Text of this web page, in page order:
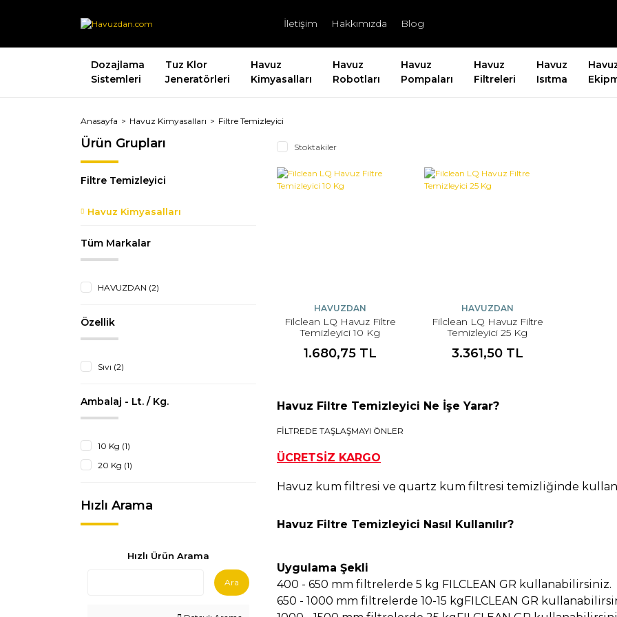
İletişim Hakkımızda Blog
Dozajlama
Sistemleri
Tuz Klor
Jeneratörleri
Havuz
Kimyasalları
Havuz
Robotları
Havuz
Pompaları
Havuz
Filtreleri
Havuz
Isıtma
Anasayfa Havuz Kimyasalları Filtre Temizleyici
Ürün Grupları
Filtre Temizleyici
Havuz Kimyasalları
Tüm Markalar
HAVUZDAN (2)
Özellik
Sıvı (2)
Ambalaj - Lt. / Kg.
10 Kg (1)
20 Kg (1)
Hızlı Arama
Hızlı Ürün Arama
Ara
Stoktakiler
HAVUZDAN
Filclean LQ Havuz Filtre
Temizleyici 10 Kg
1.680,75 TL
HAVUZDAN
Filclean LQ Havuz Filtre
Temizleyici 25 Kg
3.361,50 TL
Havuz Filtre Temizleyici Ne İşe Yarar?
FİLTREDE TAŞLAŞMAYI ÖNLER
ÜCRETSİZ KARGO
Havuz kum filtresi ve quartz kum filtresi temizliğinde
Havuz Filtre Temizleyici Nasıl Kullanılır?
Uygulama Şekli
400 - 650 mm filtrelerde 5 kg FILCLEAN GR kullanabilirsiniz.
650 - 1000 mm filtrelerde 10-15 kgFILCLEAN GR